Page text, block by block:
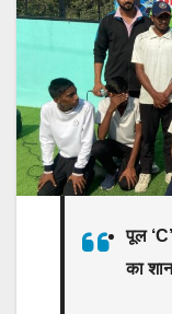
पूल
का